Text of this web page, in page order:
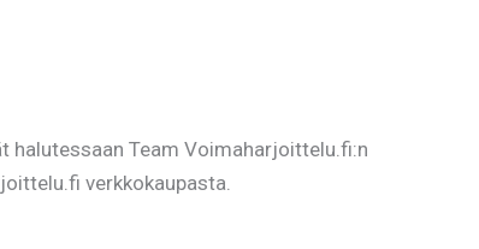
halutessaan Team Voimaharjoittelu.fi:n
verkkokaupasta.